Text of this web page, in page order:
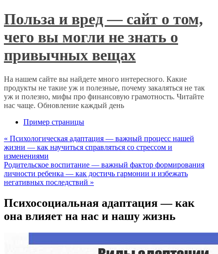
Польза и вред — сайт о том,
чего вы могли не знать о
привычных вещах
На нашем сайте вы найдете много интересного. Какие
продукты не такие уж и полезные, почему закаляться не так
уж и полезно, мифы про финансовую грамотность. Читайте
нас чаще. Обновление каждый день
Пример страницы
« Психологическая адаптация — важный процесс нашей
жизни — как научиться справляться со стрессом и
изменениями
Родительское воспитание — важный фактор формирования
личности ребенка — как достичь гармонии и избежать
негативных последствий »
Психосоциальная адаптация — как
она влияет на нас и нашу жизнь